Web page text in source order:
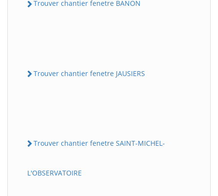
Trouver chantier fenetre BANON
Trouver chantier fenetre JAUSIERS
Trouver chantier fenetre SAINT-MICHEL-
L'OBSERVATOIRE